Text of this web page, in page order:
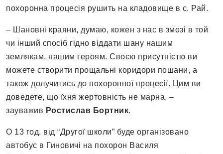
похоронна процесія рушить на кладовище в с. Рай.
– Шановні краяни, думаю, кожен з нас в змозі в той
чи інший спосіб гідно віддати шану нашим
землякам, нашим героям. Своєю присутністю ви
можете створити прощальні коридори пошани, а
також долучитись до похоронної процесії. Цим ви
доведете, що їхня жертовність не марна, –
зауважив Ростислав Бортник.
О 13 год. від “Другої школи” буде організовано
автобус в Гиновичі на похорон Василя